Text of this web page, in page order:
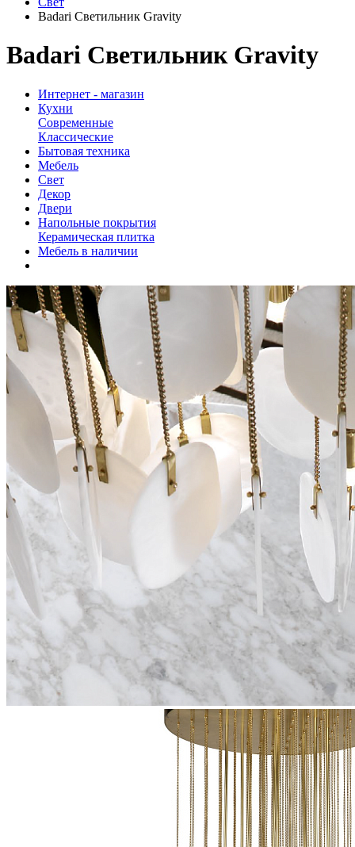
Badari Светильник Gravity
Badari Светильник Gravity
Интернет - магазин
Кухни
Современные
Классические
Бытовая техника
Мебель
Свет
Декор
Двери
Напольные покрытия
Керамическая плитка
Мебель в наличии